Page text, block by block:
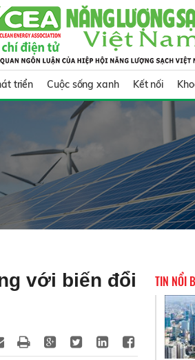
triển Cuộc sống xanh Kết nối
với biến đổi
TIN NỔI